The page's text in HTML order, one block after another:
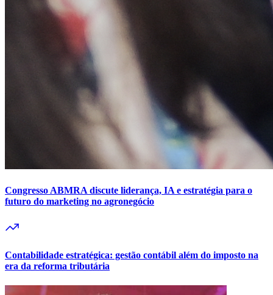
Congresso ABMRA discute liderança, IA e estratégia para o
futuro do marketing no agronegócio
Contabilidade estratégica: gestão contábil além do imposto na
era da reforma tributária